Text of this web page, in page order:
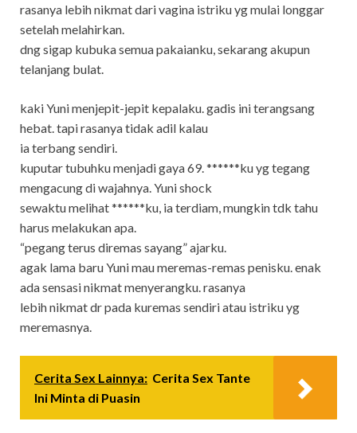
rasanya lebih nikmat dari vagina istriku yg mulai longgar
setelah melahirkan.
dng sigap kubuka semua pakaianku, sekarang akupun
telanjang bulat.
kaki Yuni menjepit-jepit kepalaku. gadis ini terangsang
hebat. tapi rasanya tidak adil kalau
ia terbang sendiri.
kuputar tubuhku menjadi gaya 69. ******ku yg tegang
mengacung di wajahnya. Yuni shock
sewaktu melihat ******ku, ia terdiam, mungkin tdk tahu
harus melakukan apa.
“pegang terus diremas sayang” ajarku.
agak lama baru Yuni mau meremas-remas penisku. enak
ada sensasi nikmat menyerangku. rasanya
lebih nikmat dr pada kuremas sendiri atau istriku yg
meremasnya.
Cerita Sex Lainnya: Cerita Sex Tante
Ini Minta di Puasin